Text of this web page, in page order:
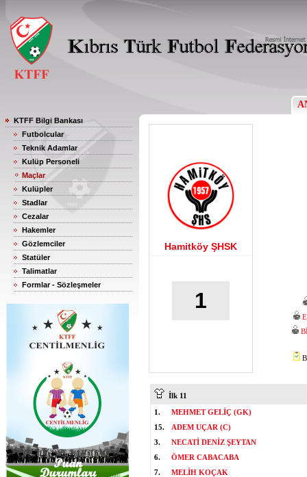
KTFF Bilgi Bankası
Futbolcular
Teknik Adamlar
Kulüp Personeli
Maçlar
Kulüpler
Stadlar
Cezalar
Hakemler
Gözlemciler
Statüler
Talimatlar
Formlar - Sözleşmeler
Hamitköy ŞHSK
1
İlk 11
1.
MEHMET GELİÇ (GK)
15.
ADEM UÇAR (C)
3.
NECATİ DENİZ ŞEYTAN
6.
ÖMER CABACABA
7.
MELİH KOÇAK